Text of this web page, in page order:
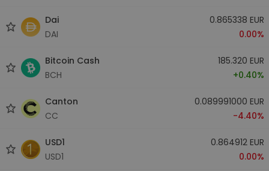
Dai
DAI
0.865338 EUR
0.00%
Bitcoin Cash
BCH
185.320 EUR
+0.40%
Canton
CC
0.089991000 EUR
-4.40%
USD1
USD1
0.864912 EUR
0.00%